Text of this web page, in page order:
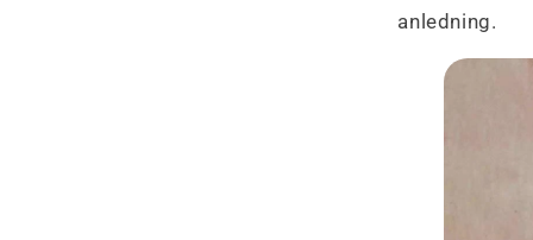
anledning.